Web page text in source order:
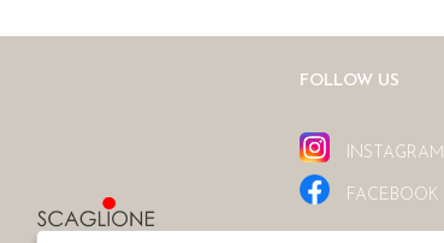
FOLLOW US
INSTAGRAM
FACEBOOK